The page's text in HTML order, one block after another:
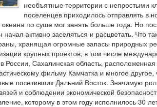
необъятные территории с непростыми
поселенцев приходилось отправлять в
океана по суше мог занять больше года. Но
начал активно заселяться и расцветать. Что
хранящая огромные запасы природных
крупных проектов, в том числе
России, Сахалинская область,
фильму Камчатка и многое другое,
посетивших Дальний Восток. Значимую
и соблюдении экономической
которому в этом году исполнилось 30